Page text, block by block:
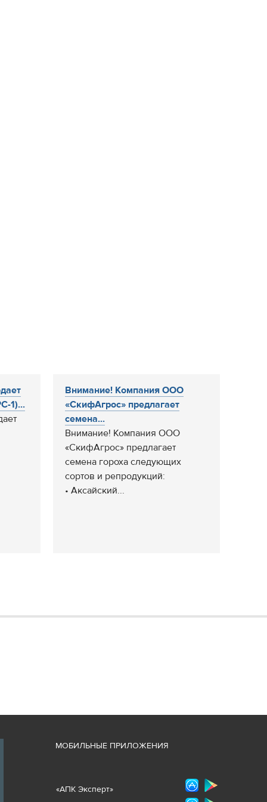
1)...
Внимание! Компания ООО
«СкифАгрос» предлагает
семена...
Внимание! Компания ООО
«СкифАгрос» предлагает
семена гороха следующих
сортов и репродукций:
• Аксайский...
МОБИЛЬНЫЕ ПРИЛОЖЕНИЯ
«АПК Эксперт»